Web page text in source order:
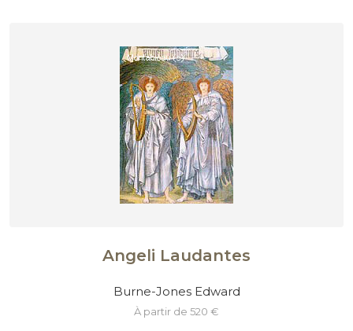
Angeli Laudantes
Burne-Jones Edward
à partir de 520 €